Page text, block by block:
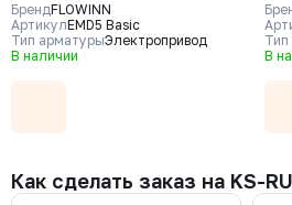
БрендFLOWINN
АртикулEMD5 Basic
Тип арматурыЭлектропривод
В наличии
В
Как сделать заказ на KS-